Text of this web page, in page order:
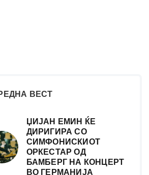
ВЕСТ
ЏИЈАН ЕМИН ЌЕ
ДИРИГИРА СО
СИМФОНИСКИОТ
ОРКЕСТАР ОД
БАМБЕРГ НА КОНЦЕРТ
ВО ГЕРМАНИЈА